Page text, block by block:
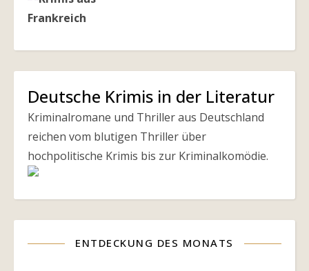
Deutsche Krimis in der Literatur
Kriminalromane und Thriller aus Deutschland
reichen vom blutigen Thriller über
hochpolitische Krimis bis zur Kriminalkomödie.
ENTDECKUNG DES MONATS